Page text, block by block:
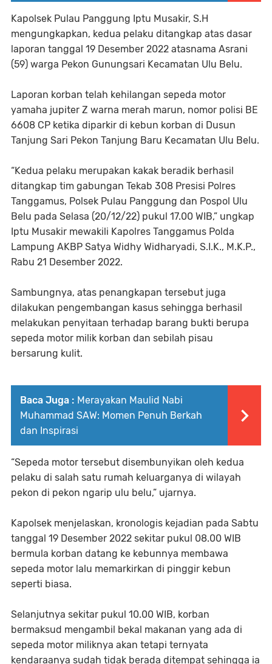
Kapolsek Pulau Panggung Iptu Musakir, S.H
mengungkapkan, kedua pelaku ditangkap atas dasar
laporan tanggal 19 Desember 2022 atasnama Asrani
(59) warga Pekon Gunungsari Kecamatan Ulu Belu.
Laporan korban telah kehilangan sepeda motor
yamaha jupiter Z warna merah marun, nomor polisi BE
6608 CP ketika diparkir di kebun korban di Dusun
Tanjung Sari Pekon Tanjung Baru Kecamatan Ulu Belu.
“Kedua pelaku merupakan kakak beradik berhasil
ditangkap tim gabungan Tekab 308 Presisi Polres
Tanggamus, Polsek Pulau Panggung dan Pospol Ulu
Belu pada Selasa (20/12/22) pukul 17.00 WIB,” ungkap
Iptu Musakir mewakili Kapolres Tanggamus Polda
Lampung AKBP Satya Widhy Widharyadi, S.I.K., M.K.P.,
Rabu 21 Desember 2022.
Sambungnya, atas penangkapan tersebut juga
dilakukan pengembangan kasus sehingga berhasil
melakukan penyitaan terhadap barang bukti berupa
sepeda motor milik korban dan sebilah pisau
bersarung kulit.
Baca Juga : Merayakan Maulid Nabi
Muhammad SAW: Momen Penuh Berkah
dan Inspirasi
“Sepeda motor tersebut disembunyikan oleh kedua
pelaku di salah satu rumah keluarganya di wilayah
pekon di pekon ngarip ulu belu,” ujarnya.
Kapolsek menjelaskan, kronologis kejadian pada Sabtu
tanggal 19 Desember 2022 sekitar pukul 08.00 WIB
bermula korban datang ke kebunnya membawa
sepeda motor lalu memarkirkan di pinggir kebun
seperti biasa.
Selanjutnya sekitar pukul 10.00 WIB, korban
bermaksud mengambil bekal makanan yang ada di
sepeda motor miliknya akan tetapi ternyata
kendaraanya sudah tidak berada ditempat sehingga ia